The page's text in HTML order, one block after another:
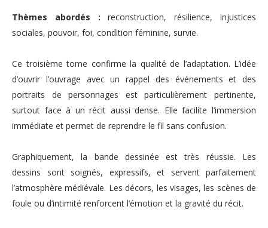
Thèmes abordés : reconstruction, résilience, injustices
sociales, pouvoir, foi, condition féminine, survie.
Ce troisième tome confirme la qualité de l’adaptation. L’idée
d’ouvrir l’ouvrage avec un rappel des événements et des
portraits de personnages est particulièrement pertinente,
surtout face à un récit aussi dense. Elle facilite l’immersion
immédiate et permet de reprendre le fil sans confusion.
Graphiquement, la bande dessinée est très réussie. Les
dessins sont soignés, expressifs, et servent parfaitement
l’atmosphère médiévale. Les décors, les visages, les scènes de
foule ou d’intimité renforcent l’émotion et la gravité du récit.